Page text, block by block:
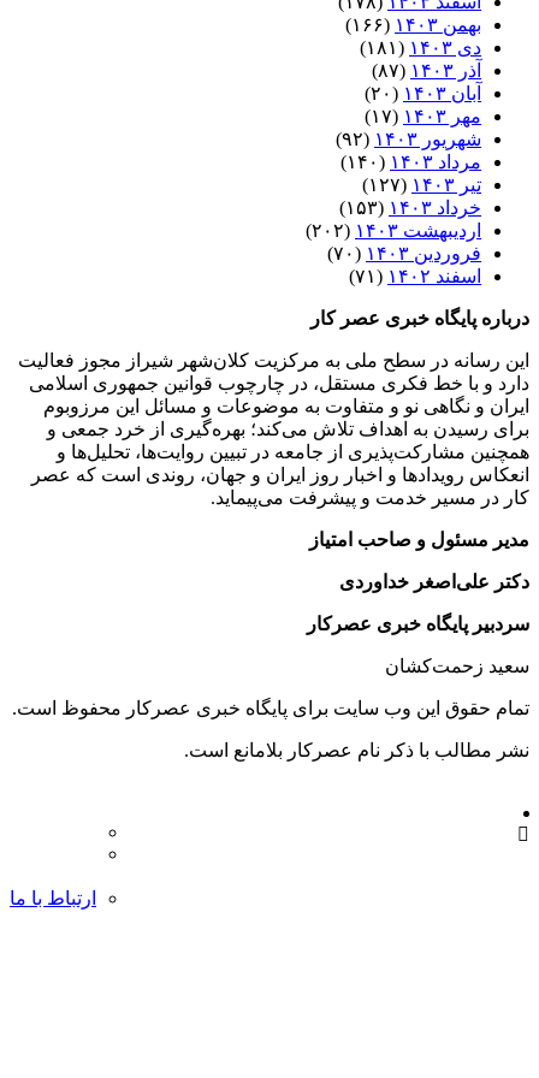
بهمن ۱۴۰۳
(۱۶۶)
دی ۱۴۰۳
(۱۸۱)
آذر ۱۴۰۳
(۸۷)
آبان ۱۴۰۳
(۲۰)
مهر ۱۴۰۳
(۱۷)
شهریور ۱۴۰۳
(۹۲)
مرداد ۱۴۰۳
(۱۴۰)
تیر ۱۴۰۳
(۱۲۷)
خرداد ۱۴۰۳
(۱۵۳)
اردیبهشت ۱۴۰۳
(۲۰۲)
فروردین ۱۴۰۳
(۷۰)
اسفند ۱۴۰۲
(۷۱)
درباره پایگاه خبری عصر کار
این رسانه در سطح ملی به مرکزیت کلان‌شهر شیراز مجوز فعالیت
دارد و با خط فکری مستقل، در چارچوب قوانین جمهوری اسلامی
ایران و نگاهی نو و متفاوت به موضوعات ‌و مسائل این مرزوبوم
برای رسیدن به اهداف تلاش می‌کند؛ بهره‌گیری از خرد جمعی و
همچنین مشارکت‌پذیری از جامعه در تبیین روایت‌ها، تحلیل‌ها و
انعکاس رویدادها و اخبار روز ایران و جهان، روندی است که عصر
کار در مسیر خدمت و پیشرفت می‌پیماید.
مدیر مسئول و صاحب امتیاز
دکتر علی‌اصغر خداوردی
سردبیر پایگاه خبری عصرکار
سعید زحمت‌کشان
تمام حقوق این وب سایت برای پایگاه خبری عصرکار محفوظ است.
نشر مطالب با ذکر نام عصرکار بلامانع است.
ارتباط با ما